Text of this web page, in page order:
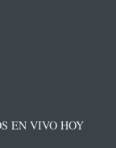
EN VIVO HOY